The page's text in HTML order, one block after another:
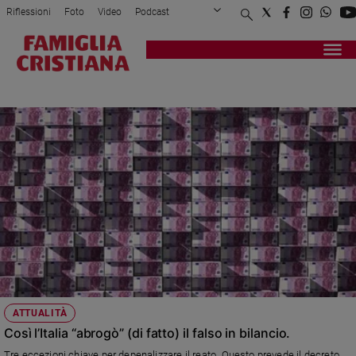
Attualità
Politica
Mondo
Economia
Legalità
e
giustizia
Sport
Interviste
Papa
Papa
Riflessioni Foto Video Podcast
Privacy Policy Chi siamo
Registrati Redazione
ATTUALITÀ
Così l’Italia “abrogò” (di fatto) il falso in bilancio.